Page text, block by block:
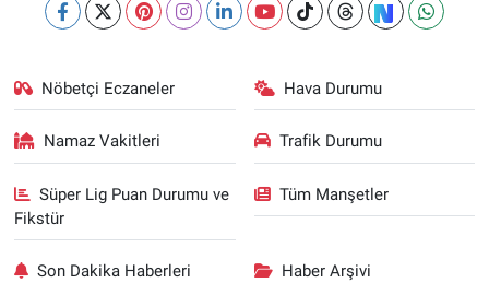
Nöbetçi Eczaneler Hava Durumu
Namaz Vakitleri Trafik Durumu
Süper Lig Puan Durumu ve
Fikstür
Tüm Manşetler
Son Dakika Haberleri Haber Arşivi